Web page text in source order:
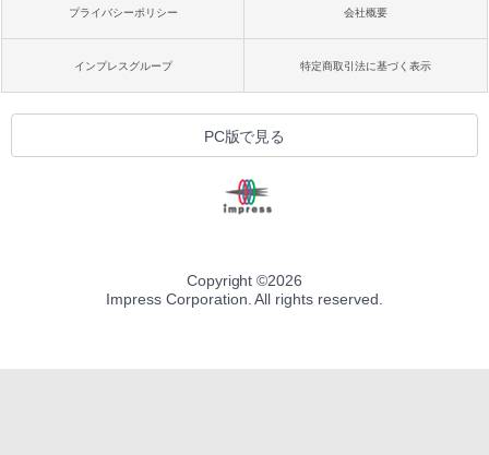
プライバシーポリシー 会社概要
インプレスグループ 特定商取引法に基づく表示
PC版で見る
Copyright ©2026
Impress Corporation. All rights reserved.